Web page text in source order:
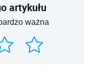
artykułu
ważna